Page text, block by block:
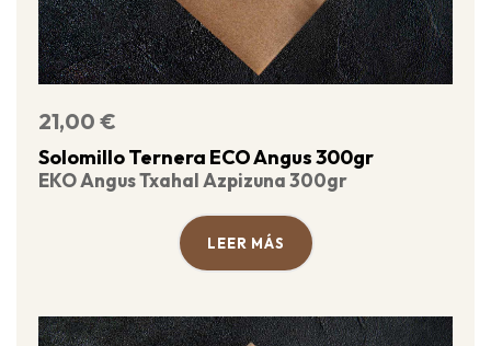
21,00 €
Solomillo Ternera ECO Angus 300gr
EKO Angus Txahal Azpizuna 300gr
LEER MÁS